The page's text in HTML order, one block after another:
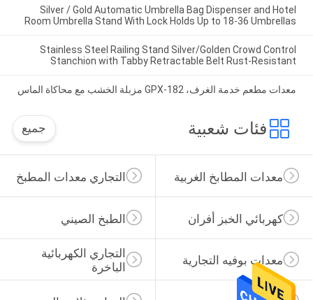
Silver / Gold Automatic Umbrella Bag Dispenser and Hotel
Room Umbrella Stand With Lock Holds Up to 18-36 Umbrellas
Stainless Steel Railing Stand Silver/Golden Crowd Control
Stanchion with Tabby Retractable Belt Rust-Resistant
معدات مطعم خدمة الغرف، GPX-182 مزبلة الخشب مع محاكاة الماس
فئات شعبية جميع
التجاري معدات المطبخ معدات المطابخ الغربية
الطبخ الصيني كهربائي الخبز أفران
التجاري الكهربائية
الباخرة
معدات بوفيه التجارية